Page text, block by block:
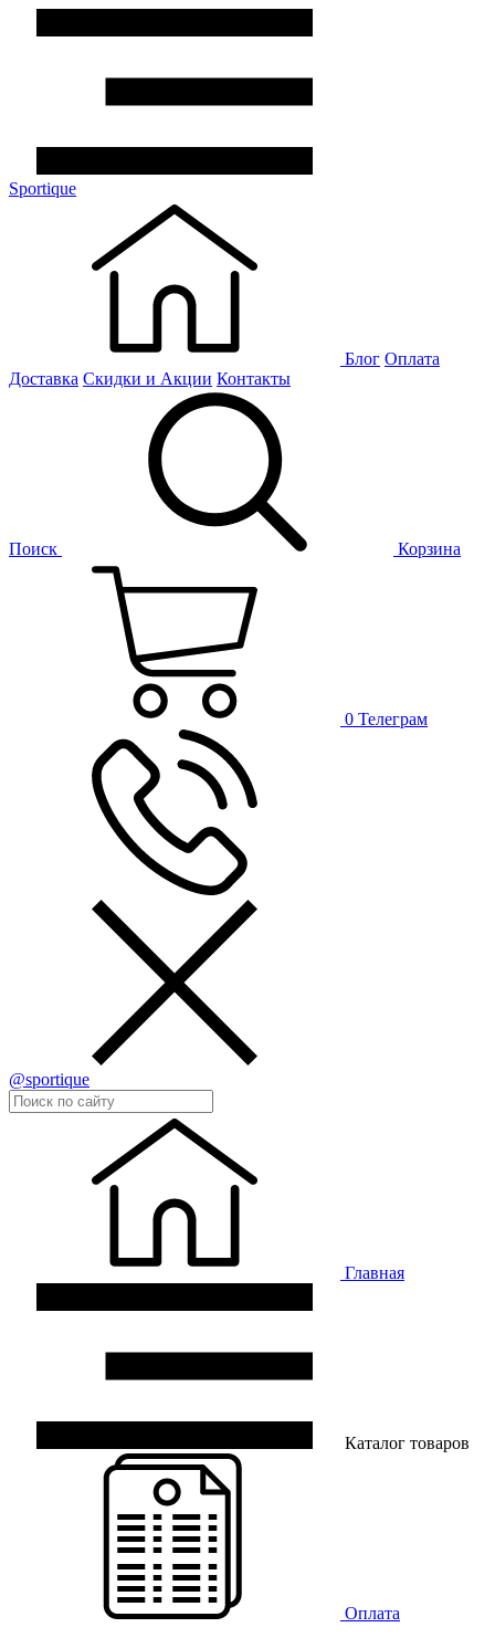
Sportique
Блог Оплата
Доставка Скидки и Акции Контакты
Поиск Корзина
0 Телеграм
@sportique
Главная
Каталог товаров
Оплата